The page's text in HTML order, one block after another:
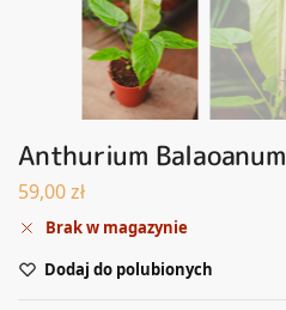
Anthurium Balaoanum
59,00zł
Brak w magazynie
Dodaj do polubionych